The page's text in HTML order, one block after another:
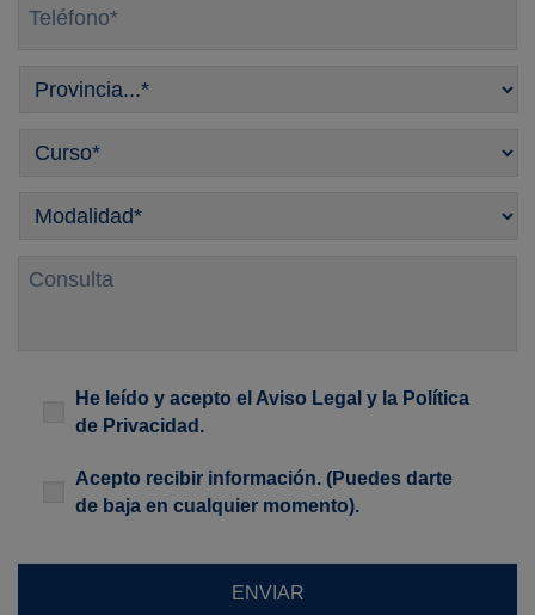
Provincia
Curso *
Modalidad *
Consulta
*
He leído y acepto el Aviso Legal y la Política
de Privacidad .
NewsletterAcepto recibir información. (Puedes darte
de baja en cualquier momento).